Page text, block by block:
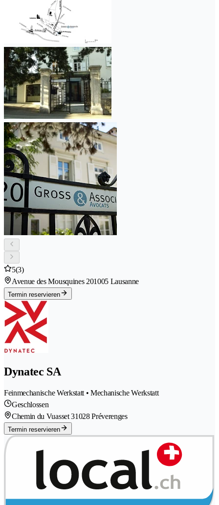
5(3)
Avenue des Mousquines 201005 Lausanne
Termin reservieren
Dynatec SA
Feinmechanische Werkstatt • Mechanische Werkstatt
Geschlossen
Chemin du Vuasset 31028 Préverenges
Termin reservieren